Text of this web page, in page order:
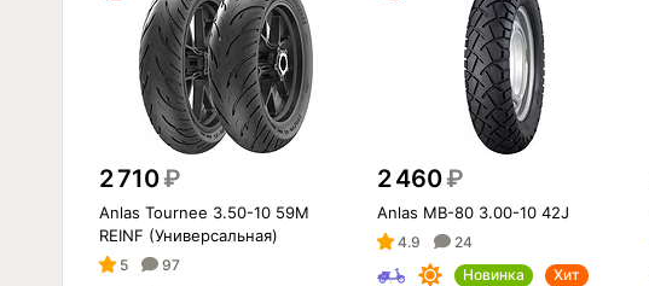
2 710₽
Anlas Tournee 3.50-10 59M
REINF (Универсальная)
5
97
2 460₽
Anlas MB-80 3.00-10 42J
4.9
24
Новинка
Хит